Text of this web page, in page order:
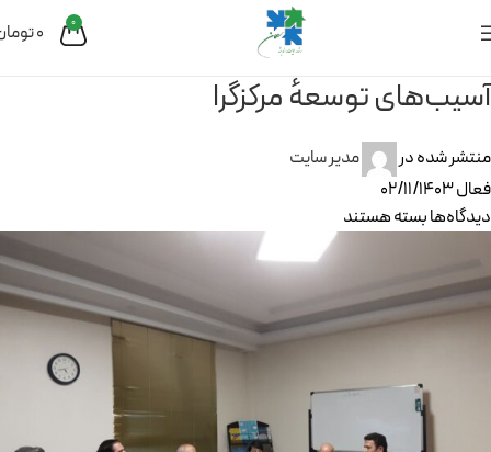
0
0
آسیب‌های توسعهٔ مرکز‌گرا
منتشر شده در
مدیر سایت
فعال 02/11/1403
دیدگاه‌هابسته هستند